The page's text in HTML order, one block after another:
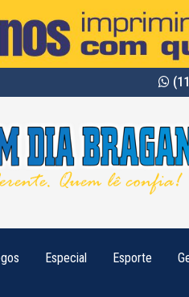
Especial Esporte